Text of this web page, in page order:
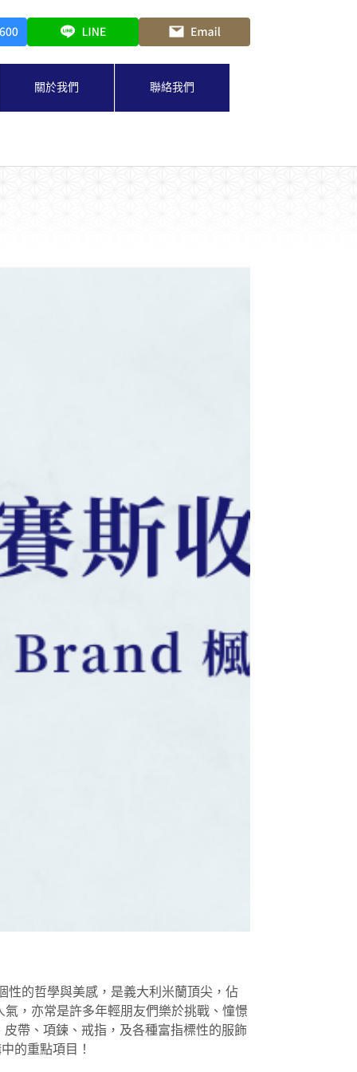
關於我們 聯絡我們
性的哲學與美感，是義大利米蘭頂尖，佔
，亦常是許多年輕朋友們樂於挑戰、憧憬
帶、項鍊、戒指，及各種富指標性的服飾
的重點項目！